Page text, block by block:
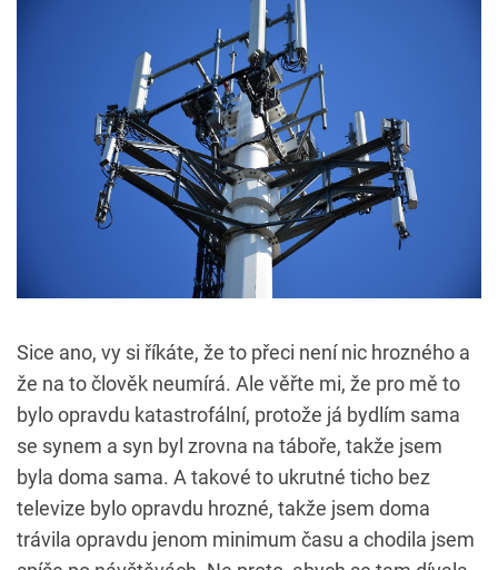
Sice ano, vy si říkáte, že to přeci není nic hrozného a
že na to člověk neumírá. Ale věřte mi, že pro mě to
bylo opravdu katastrofální, protože já bydlím sama
se synem a syn byl zrovna na táboře, takže jsem
byla doma sama. A takové to ukrutné ticho bez
televize bylo opravdu hrozné, takže jsem doma
trávila opravdu jenom minimum času a chodila jsem